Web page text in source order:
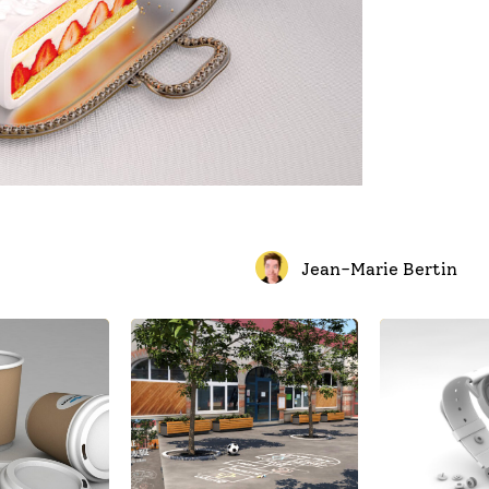
Jean-Marie Bertin
et la
Illustrations 3D
objet pour CRMS